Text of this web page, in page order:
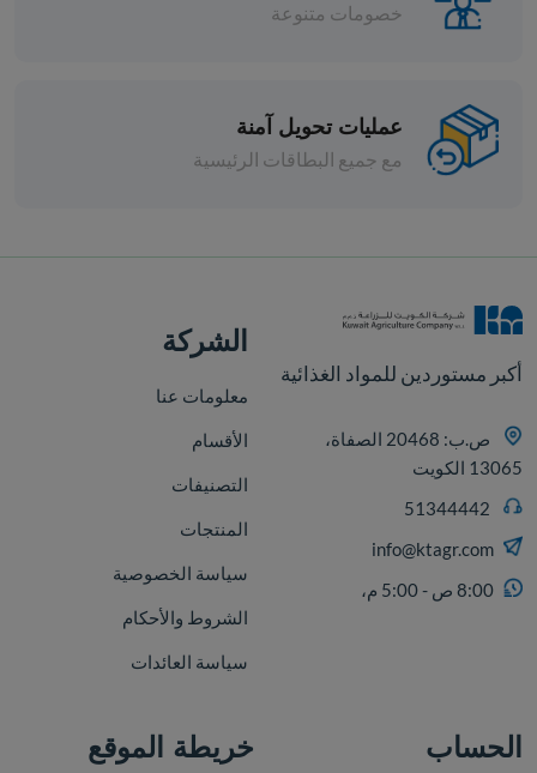
خصومات متنوعة
عمليات تحويل آمنة
مع جميع البطاقات الرئيسية
أكبر مستوردين للمواد الغذائية
ص.ب: 20468 الصفاة،
13065 الكويت
info@ktagr.com
8:00 ص - 5:00 م،
الشركة
معلومات عنا
الأقسام
التصنيفات
المنتجات
سياسة الخصوصية
الشروط والأحكام
سياسة العائدات
الحساب خريطة الموقع